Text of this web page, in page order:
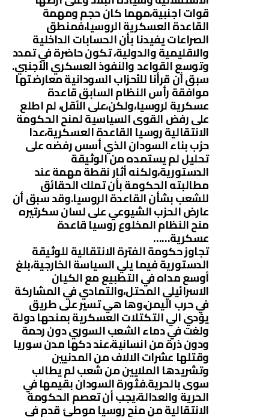
قوات اجنبية،مهما كان حجم ومهمة
القاعدة العسكرية الروسيا،فمنطق
الصراعات يفيدنا بأن الحسابات الداخلية
والاقليمية والدولية، تكون حاضرة في تمدد
وتوسع القواعد والنفوذ العسكري الأجنبي.
سبق أن قرأنا للأحزاب السودانية معارضتها
موافقة رأس النظام السابق قاعدة
عسكرية لروسيا،ولكن،على الأقل، لم اطلع
على رفض القوى السياسية لمنح الحكومة
الانتقالية روسيا القاعدة العسكرية،عدا
حزب بناء السودان الذي أسس رفضه على
تحليل لم يستمده من الوثيقة
الدستورية،ولكنه أثار نقطة مهمة عند
مطالبته الحكومة بأن تملك الحقائق
للشعب بشأن القاعدة الروسيا.وقد سبق أن
عارض الحزب الشيوعي على لسان سكرتيره
منح النظام المخلوع روسيا قاعدة
عسكرية……
تجاوز حكومة الفترة الانتقالية للوثيقة
الدستورية فيما يلي السياسة الخارجية،بلغ
أوسع مداه في التطبيع مع الكيان
الاسرائيلي المحتل،والتمادي في المشاركة
في حرب اليمن،وها هي تسير على طريق
يؤدي الي التكتلات العسكرية بمنحها دولة
ولغت في دماء الشعب السوري دون رحمة
ودون ذرة من انسانية،عند دكها مدن سوريا
وقتلها عشرات الالاف من المدنيين
وتشريدها الملايين من شعب لم يطالب
سوى بالحرية.فثورة السودان بقيمها في
الحرية والعدالة،يجب أن تعصم الحكومة
الانتقالية من منح روسيا موطئ قدم في